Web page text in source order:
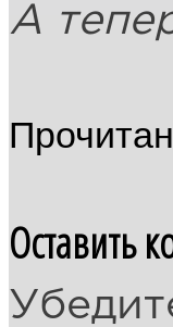
А
Оставить